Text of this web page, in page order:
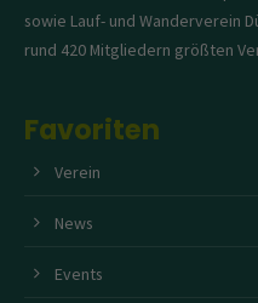
sowie Lauf- und Wanderverein
rund 420 Mitgliedern größten
Favoriten
Verein
News
Events